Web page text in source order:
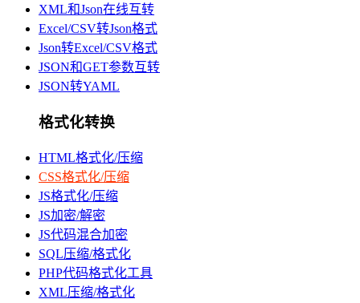
XML和Json在线互转
Excel/CSV转Json格式
Json转Excel/CSV格式
JSON和GET参数互转
JSON转YAML
格式化转换
HTML格式化/压缩
CSS格式化/压缩
JS格式化/压缩
JS加密/解密
JS代码混合加密
SQL压缩/格式化
PHP代码格式化工具
XML压缩/格式化